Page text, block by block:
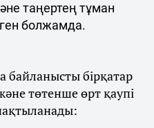
таңертең тұман
болжамда.
байланысты бірқатар
төтенше өрт қаупі